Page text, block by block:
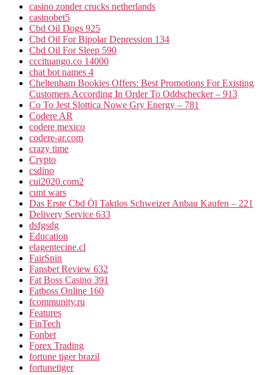
casino zonder crucks netherlands
casinobet5
Cbd Oil Dogs 925
Cbd Oil For Bipolar Depression 134
Cbd Oil For Sleep 590
cccituango.co 14000
chat bot names 4
Cheltenham Bookies Offers: Best Promotions For Existing
Customers According In Order To Oddschecker – 913
Co To Jest Slottica Nowe Gry Energy – 781
Codere AR
codere mexico
codere-ar.com
crazy time
Crypto
csdino
cui2020.com2
cunt wars
Das Erste Cbd Öl Taktlos Schweizer Anbau Kaufen – 221
Delivery Service 633
dsfgsdg
Education
elagentecine.cl
FairSpin
Fansbet Review 632
Fat Boss Casino 391
Fatboss Online 160
fcommunity.ru
Features
FinTech
Fonbet
Forex Trading
fortune tiger brazil
fortunetiger